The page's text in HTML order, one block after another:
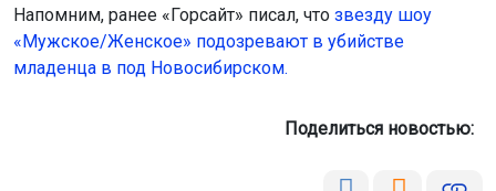
Напомним, ранее «Горсайт» писал, что звезду шоу
«Мужское/Женское» подозревают в убийстве
младенца в под Новосибирском.
Поделиться новостью: